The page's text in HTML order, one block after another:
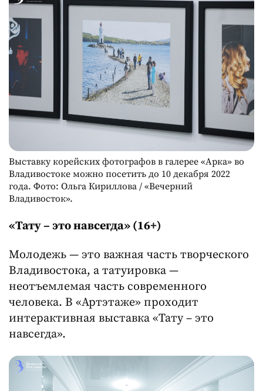
Выставку корейских фотографов в галерее «Арка» во
Владивостоке можно посетить до 10 декабря 2022
года. Фото: Ольга Кириллова / «Вечерний
Владивосток».
«Тату – это навсегда» (16+)
Молодежь — это важная часть творческого
Владивостока, а татуировка —
неотъемлемая часть современного
человека. В «Артэтаже» проходит
интерактивная выставка «Тату – это
навсегда».